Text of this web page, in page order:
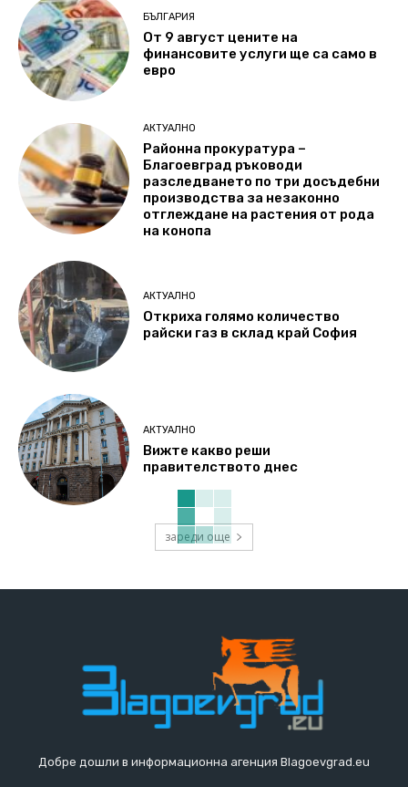
БЪЛГАРИЯ
От 9 август цените на
финансовите услуги ще са само в
евро
АКТУАЛНО
Районна прокуратура –
Благоевград ръководи
разследването по три досъдебни
производства за незаконно
отглеждане на растения от рода
на конопа
АКТУАЛНО
Откриха голямо количество
райски газ в склад край София
АКТУАЛНО
Вижте какво реши
правителството днес
зареди още
Добре дошли в информационна агенция Blagoevgrad.eu